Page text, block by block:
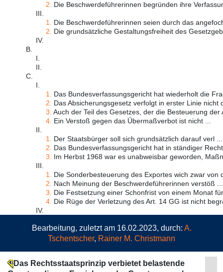
2.
Die Beschwerdeführerinnen begründen ihre
III.
1.
Die Beschwerdeführerinnen seien durch das
2.
Die grundsätzliche Gestaltungsfreiheit des
IV.
B.
I.
II.
C.
I.
1.
Das Bundesverfassungsgericht hat wiederholt die
2.
Das Absicherungsgesetz verfolgt in erster Linie nicht
3. Auch der Teil des Gesetzes, der die Besteuerung
4. Ein Verstoß gegen das Übermaßverbot ist nicht ...
II.
1.
Der Staatsbürger soll sich grundsätzlich darauf verl ...
2.
Das Bundesverfassungsgericht hat in ständiger
3.
Im Herbst 1968 war es unabweisbar geworden,
III.
1.
Die Sonderbesteuerung des Exportes wich zwar von
2.
Nach Meinung der Beschwerdeführerinnen verstöß ...
3.
Die Festsetzung einer Schonfrist von einem Monat
4. Die Rüge der Verletzung des Art. 14 GG ist nicht
IV.
Bearbeitung, zuletzt am 16.02.2023, durch: A.
Tschentscher, Rainer M. Christmann
Das Rechtsstaatsprinzip verbietet belastende